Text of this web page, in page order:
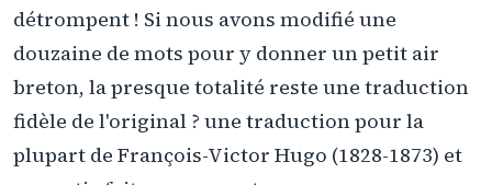
détrompent ! Si nous avons modifié une
douzaine de mots pour y donner un petit air
breton, la presque totalité reste une traduction
fidèle de l'original ? une traduction pour la
plupart de François-Victor Hugo (1828-1873) et